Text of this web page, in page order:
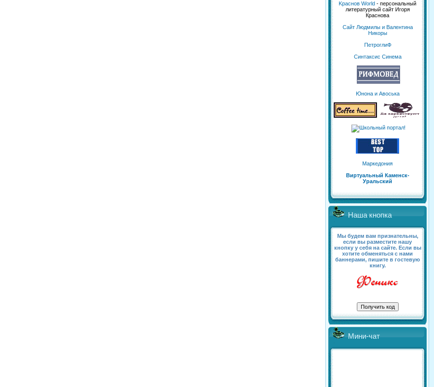
Kраснов World - персональный
литературный сайт Игоря
Краснова
Сайт Людмилы и Валентина
Никоры
ПетроглиФ
Синтаксис Синема
Юнона и Авоська
Маркедония
Виртуальный Каменск-
Уральский
Наша кнопка
Мы будем вам признательны,
если вы разместите нашу
кнопку у себя на сайте. Если вы
хотите обменяться с нами
баннерами, пишите в гостевую
книгу.
Мини-чат